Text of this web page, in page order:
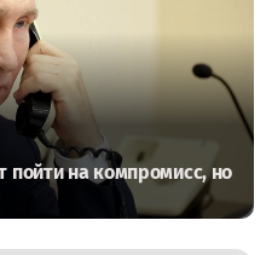
пойти на компромисс, но